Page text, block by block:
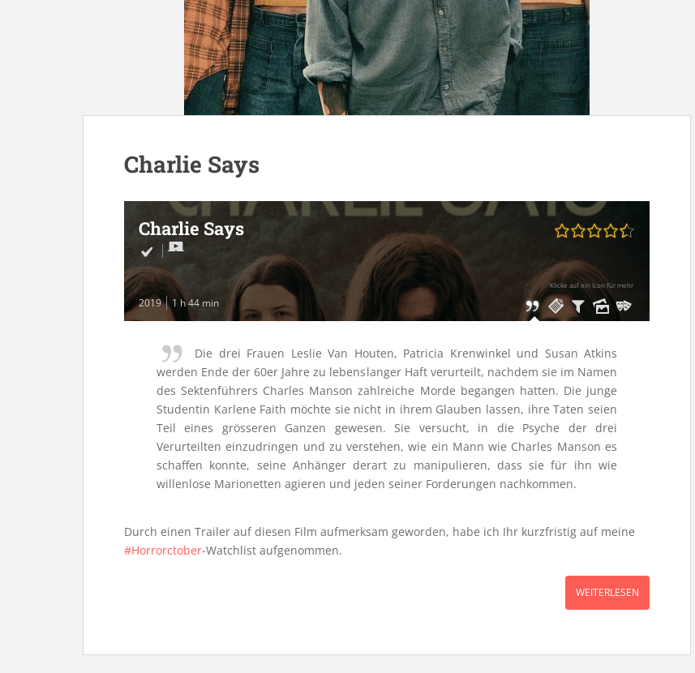
Charlie Says
Charlie Says
2019 1 h 44 min
Klicke auf ein Icon für mehr
Die drei Frauen Leslie Van Houten, Patricia Krenwinkel und Susan Atkins
werden Ende der 60er Jahre zu lebenslanger Haft verurteilt, nachdem sie im Namen
des Sektenführers Charles Manson zahlreiche Morde begangen hatten. Die junge
Studentin Karlene Faith möchte sie nicht in ihrem Glauben lassen, ihre Taten seien
Teil eines grösseren Ganzen gewesen. Sie versucht, in die Psyche der drei
Verurteilten einzudringen und zu verstehen, wie ein Mann wie Charles Manson es
schaffen konnte, seine Anhänger derart zu manipulieren, dass sie für ihn wie
willenlose Marionetten agieren und jeden seiner Forderungen nachkommen.
Durch einen Trailer auf diesen Film aufmerksam geworden, habe ich Ihr kurzfristig auf meine
#Horrorctober-Watchlist aufgenommen.
WEITERLESEN